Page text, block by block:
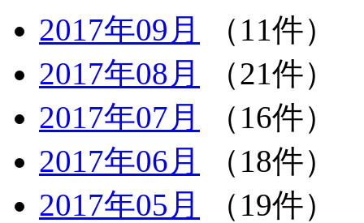
2017年09月
（11件）
2017年08月
（21件）
2017年07月
（16件）
2017年06月
（18件）
2017年05月
（19件）